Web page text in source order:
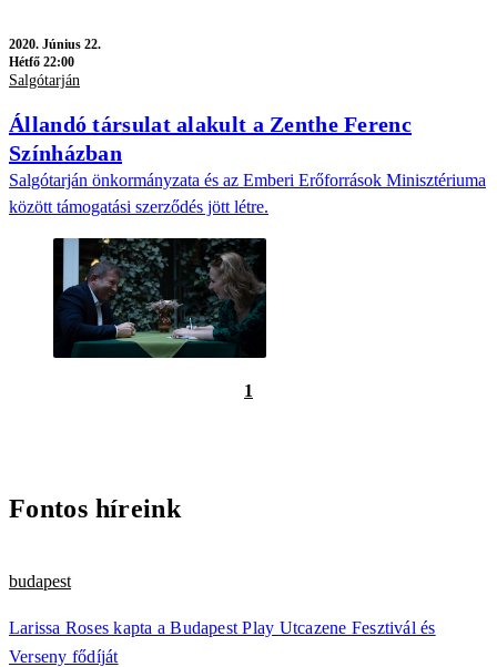
2020. Június 22.
Hétfő 22:00
Salgótarján
Állandó társulat alakult a Zenthe Ferenc
Színházban
Salgótarján önkormányzata és az Emberi Erőforrások Minisztériuma
között támogatási szerződés jött létre.
1
Fontos híreink
budapest
Larissa Roses kapta a Budapest Play Utcazene Fesztivál és
Verseny fődíját